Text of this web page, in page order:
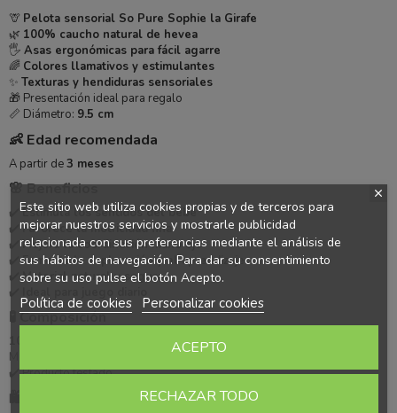
🦒 Pelota sensorial So Pure Sophie la Girafe
🌿 100% caucho natural de hevea
🖐️ Asas ergonómicas para fácil agarre
🌈 Colores llamativos y estimulantes
✨ Texturas y hendiduras sensoriales
🎁 Presentación ideal para regalo
📏 Diámetro: 9.5 cm
👶 Edad recomendada
A partir de3 meses
🌸 Beneficios
✔️Estimula los sentidos del bebé
✔️Favorece la motricidad fina
✔️Mejora la coordinación mano ojo
✔️Fomenta la exploración y el aprendizaje
✔️Material natural y seguro
✔️
Ideal para juego diario
🧪 Composición
100% caucho natural de hevea
Material ecológico y libre de tóxicos
✔️ Producto testado
🛍️ Por qué comprar en Más Pañales
Este sitio web utiliza cookies propias y de terceros para
mejorar nuestros servicios y mostrarle publicidad
relacionada con sus preferencias mediante el análisis de
sus hábitos de navegación. Para dar su consentimiento
sobre su uso pulse el botón Acepto.
Política de cookies Personalizar cookies
RECHAZAR TODO
ACEPTO